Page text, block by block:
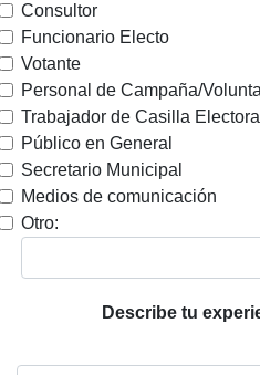
Consultor
Funcionario Electo
Votante
Personal de Campaña/
Trabajador de Casilla Electoral
Público en General
Secretario Municipal
Medios de comunicación
Otro:
Describe tu